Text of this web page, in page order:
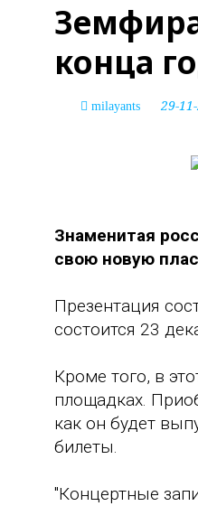
конца
milayants 29-
Знаменитая
свою новую
Презентация
состоится 23
Кроме того, в
площадках.
как он будет
билеты.
"Концертные